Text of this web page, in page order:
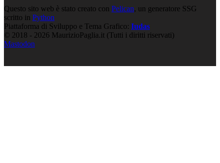
Questo sito web è stato creato con Pelican, un generatore SSG
scritto in Python
Piattaforma di Sviluppo e Tema Grafico: Iudas
© 2018 - 2026 MaurizioPaglia.it (Tutti i diritti riservati)
Mastodon